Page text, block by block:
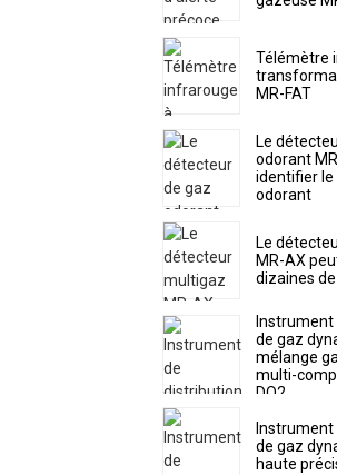
Télémètre
MR-FAT
Le
odorant
identifier le
odorant
Le
MR-AX
dizaines
de gaz
mélange
multi-
DO2
de gaz
haute